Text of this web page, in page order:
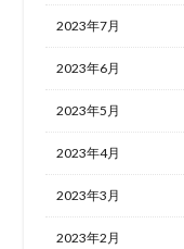
2023年7月
2023年6月
2023年5月
2023年4月
2023年3月
2023年2月